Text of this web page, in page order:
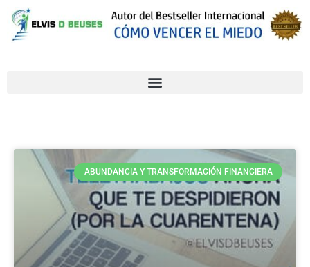
ABUNDANCIA Y TRANSFORMACIÓN FINANCIERA